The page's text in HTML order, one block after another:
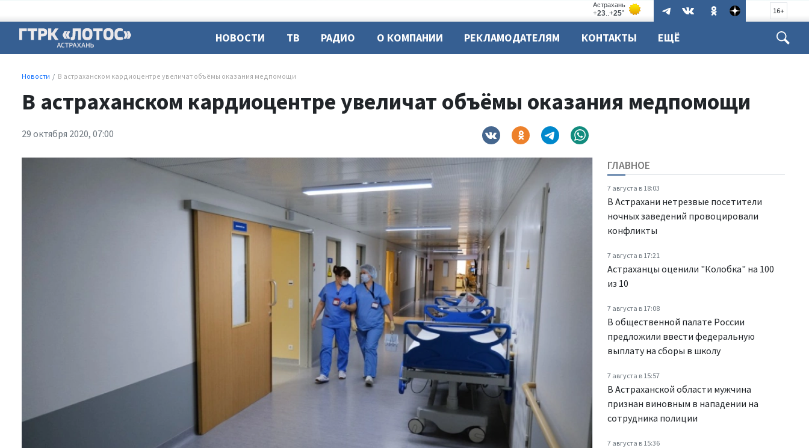
16+
НОВОСТИ ТВ РАДИО О КОМПАНИИ РЕКЛАМОДАТЕЛЯМ КОНТАКТЫ ЕЩЁ
Новости В астраханском кардиоцентре увеличат объёмы оказания медпомощи
В астраханском кардиоцентре увеличат объёмы оказания медпомощи
29 октября 2020, 07:00
ГЛАВНОЕ
7 августа в 18:03
В Астрахани нетрезвые посетители
ночных заведений провоцировали
конфликты
7 августа в 17:21
Астраханцы оценили "Колобка" на 100
из 10
7 августа в 17:08
В общественной палате России
предложили ввести федеральную
выплату на сборы в школу
7 августа в 15:57
В Астраханской области мужчина
признан виновным в нападении на
сотрудника полиции
7 августа в 15:36